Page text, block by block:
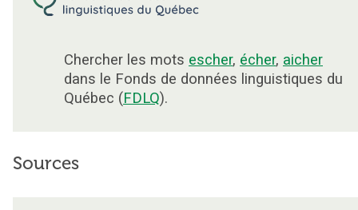
Chercher les mots escher, écher, aicher
dans le Fonds de données linguistiques du
Québec (FDLQ).
Sources